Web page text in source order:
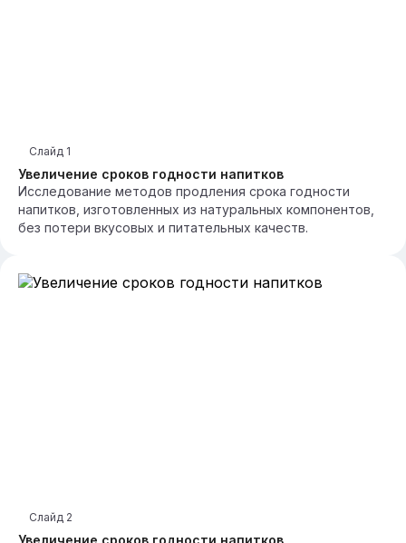
Увеличение сроков годности напитков
Слайд 1
Исследование методов продления срока годности
напитков, изготовленных из натуральных компонентов,
без потери вкусовых и питательных качеств.
Увеличение сроков годности напитков
Слайд 2